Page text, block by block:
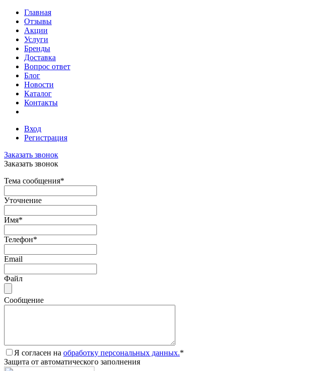
Главная
Отзывы
Акции
Услуги
Бренды
Доставка
Вопрос ответ
Блог
Новости
Каталог
Контакты
Вход
Регистрация
Заказать звонок
Заказать звонок
Тема сообщения*
Уточнение
Имя*
Телефон*
Email
Файл
Сообщение
Я согласен на обработку персональных данных.*
Защита от автоматического заполнения